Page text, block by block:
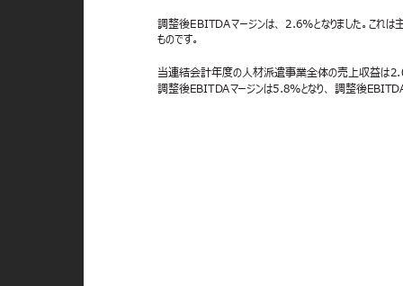
調整後EBITDAマージンは、 2.6%となりました。これは
ものです。
当連結会計年度の人材派遣事業全体の売上収益は
調整後EBITDAマージンは5.8%となり、 調整後